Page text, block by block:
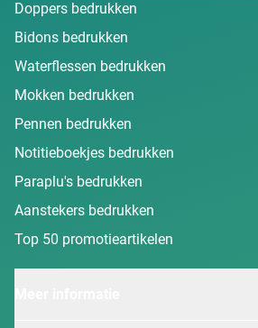
Doppers bedrukken
Bidons bedrukken
Waterflessen bedrukken
Mokken bedrukken
Pennen bedrukken
Notitieboekjes bedrukken
Paraplu's bedrukken
Aanstekers bedrukken
Top 50 promotieartikelen